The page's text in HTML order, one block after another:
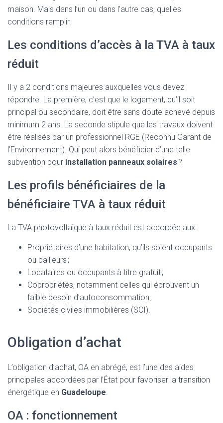
maison. Mais dans l’un ou dans l’autre cas, quelles
conditions remplir.
Les conditions d’accès à la TVA à taux
réduit
Il y a 2 conditions majeures auxquelles vous devez
répondre. La première, c’est que le logement, qu’il soit
principal ou secondaire, doit être sans doute achevé depuis
minimum 2 ans. La seconde stipule que les travaux doivent
être réalisés par un professionnel RGE (Reconnu Garant de
l’Environnement). Qui peut alors bénéficier d’une telle
subvention pour installation panneaux solaires ?
Les profils bénéficiaires de la
bénéficiaire TVA à taux réduit
La TVA photovoltaïque à taux réduit est accordée aux :
Propriétaires d’une habitation, qu’ils soient occupants
ou bailleurs ;
Locataires ou occupants à titre gratuit ;
Copropriétés, notamment celles qui éprouvent un
faible besoin d’autoconsommation ;
Sociétés civiles immobilières (SCI).
Obligation d’achat
L’obligation d’achat, OA en abrégé, est l’une des aides
principales accordées par l’État pour favoriser la transition
énergétique en Guadeloupe.
OA : fonctionnement